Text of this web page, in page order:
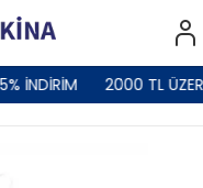
İNDİRİM 2000 TL